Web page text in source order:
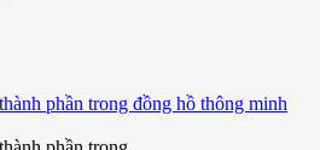
phần trong đồng hồ thông minh